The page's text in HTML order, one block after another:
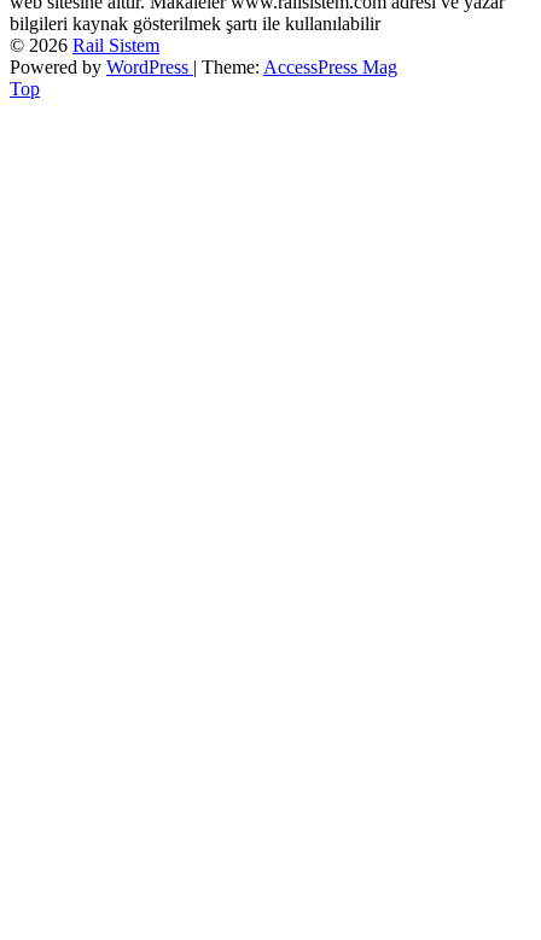
bilgileri kaynak gösterilmek şartı ile kullanılabilir
© 2026 Rail Sistem
Powered by WordPress | Theme: AccessPress Mag
Top